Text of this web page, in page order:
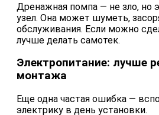
Дренажная помпа — не зло, но
узел. Она может шуметь,
обслуживания. Если можно
лучше делать самотек.
Электропитание: лучше
монтажа
Еще одна частая ошибка —
электрику в день установки.